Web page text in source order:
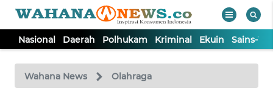
Nasional Daerah Polhukam Kriminal Ekuin Sains-
Wahana News Olahraga
TV
Tutup